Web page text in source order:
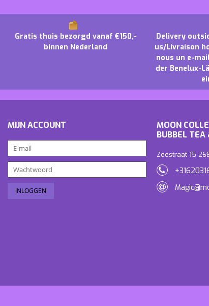
Gratis thuis bezorgd vanaf €150,-
binnen Nederland
Delivery
us/Livraison
nous un e-
der Benelux-
MIJN ACCOUNT
MOON
BUBBEL TEA
Zeestraat 15